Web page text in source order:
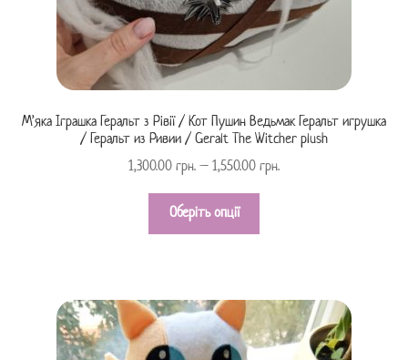
М’яка Іграшка Геральт з Рівії / Кот Пушин Ведьмак Геральт игрушка
/ Геральт из Ривии / Geralt The Witcher plush
1,300.00 грн. – 1,550.00 грн.
Оберіть опції